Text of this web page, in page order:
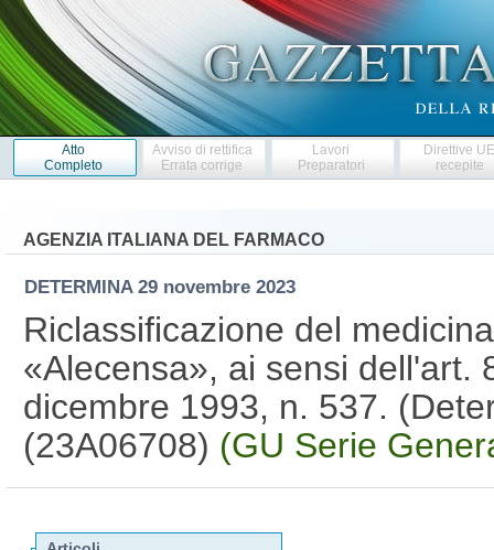
Atto
Completo
Avviso di rettifica
Errata corrige
Lavori
Preparatori
Direttive
recepite
AGENZIA ITALIANA DEL FARMACO
DETERMINA 29 novembre 2023
Riclassificazione del
«Alecensa», ai sensi dell'art.
dicembre 1993, n. 537.
(23A06708) (GU Serie